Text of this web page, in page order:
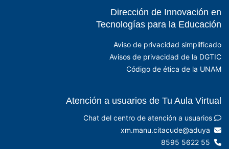
Dirección de Innovación en
Tecnologías para la Educación
- EDUCATIC - DGTIC - UNAM
Aviso de privacidad simplificado
Avisos de privacidad de la DGTIC
Código de ética de la UNAM
Atención a usuarios de Tu Aula Virtual
Chat del centro de atención a usuarios
xm.manu.citacude@aduya
55 5622 8595